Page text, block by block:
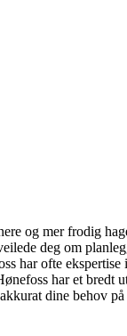
og mer frodig
deg om
har ofte
har et bredt
dine behov